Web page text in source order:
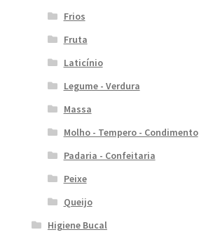
Frios
Fruta
Laticínio
Legume - Verdura
Massa
Molho - Tempero - Condimento
Padaria - Confeitaria
Peixe
Queijo
Higiene Bucal